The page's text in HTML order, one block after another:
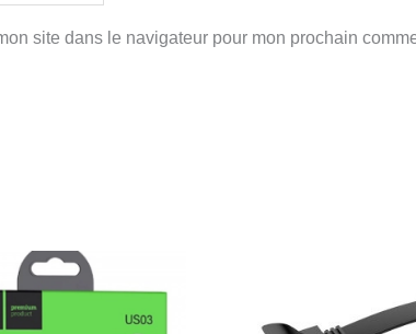
site dans le navigateur pour mon prochain